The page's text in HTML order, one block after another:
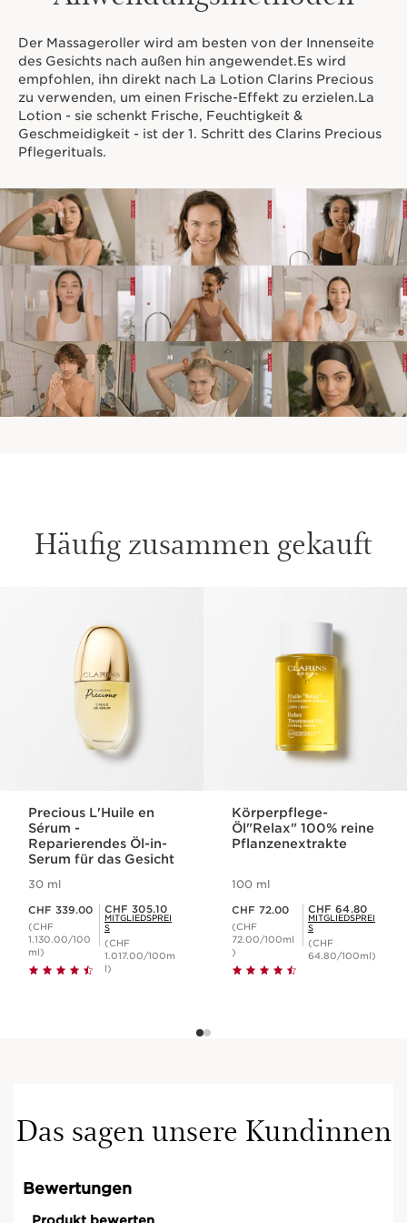
Das Clarins Plus
Dieser Massageroller ist maßgeschneidert für die
Gesichtsmassage und sehr angenehm in der
Anwendung. Der Abstand der Kugeln ist ideal
konzipiert, sodaß der Roller perfekt über die Haut
gleitet, ohne dass ein unangenehmes Gefühl entsteht.
Der Massageroller wird am besten von der Innenseite
des Gesichts nach außen hin angewendet.Es wird
empfohlen, ihn direkt nach La Lotion Clarins Precious
zu verwenden, um einen Frische-Effekt zu erzielen.La
Lotion - sie schenkt Frische, Feuchtigkeit &
Geschmeidigkeit - ist der 1. Schritt des Clarins Precious
Pflegerituals.
Häufig zusammen gekauft
Precious L'Huile en
Sérum -
Reparierendes Öl-in-
Serum für das Gesicht
30 ml
CHF 339.00
(CHF
1.130.00/100
ml)
Mitgliederpreis CHF 305.10
CHF 305.10
MITGLIEDSPREI
S
(CHF
1.017.00/100m
l)
Körperpflege-
Öl"Relax" 100% reine
Pflanzenextrakte
100 ml
CHF 72.00
(CHF
72.00/100ml
)
Mitgliederpreis CHF 64.80
CHF 64.80
MITGLIEDSPREI
S
(CHF
64.80/100ml)
Das sagen unsere Kundinnen